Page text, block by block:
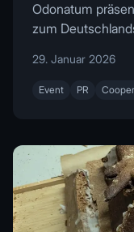
Odonatum
zum
29. Januar 2026
Event PR